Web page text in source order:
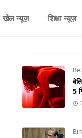
खेल न्यूज़ शिक्षा न्यूज़
5